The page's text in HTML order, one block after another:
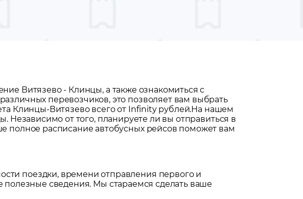
Витязево- Клинцы, а также ознакомиться с
перевозчиков, это позволяет вам выбрать
Клинцы-Витязево всего от Infinity рублей.На нашем
. Независимо от того, планируете ли вы отправиться в
полное расписание автобусных рейсов поможет вам
поездки, времени отправления первого и
полезные сведения. Мы стараемся сделать ваше